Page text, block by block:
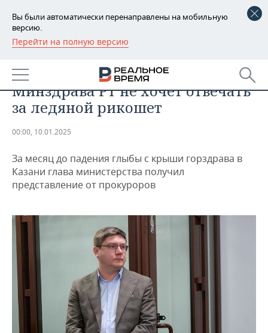
Вы были автоматически перенаправлены на мобильную
версию.
Перейти на полную версию
РЕГИОНЫ
БАШКОРТОСТАН
ТАТАРСТАН
НОВОСТИ
АНАЛИТИКА
ДЕКЛАРАЦИИ О ДОХОДАХ
КОРОЛИ ГОСЗАКАЗА ПФО
КОМУ ПРИНАДЛЕЖАТ
ТОРГОВЫЕ ЦЕНТРЫ
ТАТАРСТАНА
НОВОСТИ ЭКОНОМИКИ
ФИНАНСЫ
БЮДЖЕТ
ИНВЕСТИЦИИ
ПРОМЫШЛЕННОСТЬ
НОВОСТИ
ПРОМЫШЛЕННОСТИ
АГРОПРОМ
МАШИНОСТРОЕНИЕ
НЕФТЕХИМИЯ
НЕФТЬ
ОПК
НЕДВИЖИМОСТЬ
НОВОСТИ АВТО
БИЗНЕС
НОВОСТИ БИЗНЕСА
РОЗНИЧНАЯ ТОРГОВЛЯ
ТРАНСПОРТ
ТЕХНОЛОГИИ
НОВОСТИ ТЕХНОЛОГИЙ
IT
МЕРОПРИЯТИЯ
НОВОСТИ МЕРОПРИЯТИЙ
СПОРТ
«Идеальный» управляющий из
Минздрава РТ не хочет отвечать
за ледяной рикошет
00:00, 10.01.2025
За месяц до падения глыбы с крыши горздрава в
Казани глава министерства получил
представление от прокуроров